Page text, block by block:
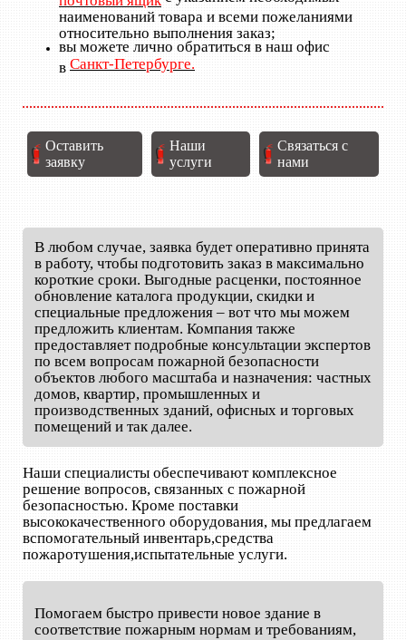
наименований товара и всеми пожеланиями
относительно выполнения заказ;
вы можете лично обратиться в наш офис
в Санкт-Петербурге.
Оставить
заявку
Наши
услуги
Связаться с
нами
В любом случае, заявка будет оперативно принята
в работу, чтобы подготовить заказ в максимально
короткие сроки. Выгодные расценки, постоянное
обновление каталога продукции, скидки и
специальные предложения – вот что мы можем
предложить клиентам. Компания также
предоставляет подробные консультации экспертов
по всем вопросам пожарной безопасности
объектов любого масштаба и назначения: частных
домов, квартир, промышленных и
производственных зданий, офисных и торговых
помещений и так далее.
Наши специалисты обеспечивают комплексное
решение вопросов, связанных с пожарной
безопасностью. Кроме поставки
высококачественного оборудования, мы предлагаем
вспомогательный инвентарь,средства
пожаротушения,испытательные услуги.
Помогаем быстро привести новое здание в
соответствие пожарным нормам и требованиям,